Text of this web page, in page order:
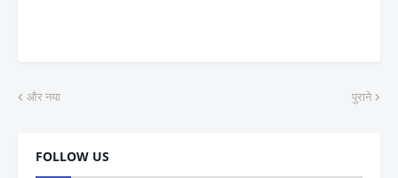
और नया पुराने
FOLLOW US